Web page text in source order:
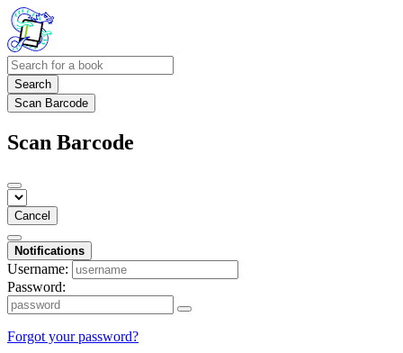
Search
Scan Barcode
Scan Barcode
Cancel
Notifications
Username:
Password:
Forgot your password?